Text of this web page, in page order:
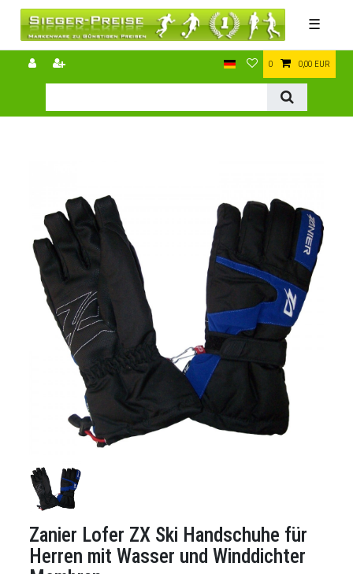
☰
0 0,00 EUR
Zanier Lofer ZX Ski Handschuhe für
Herren mit Wasser und Winddichter